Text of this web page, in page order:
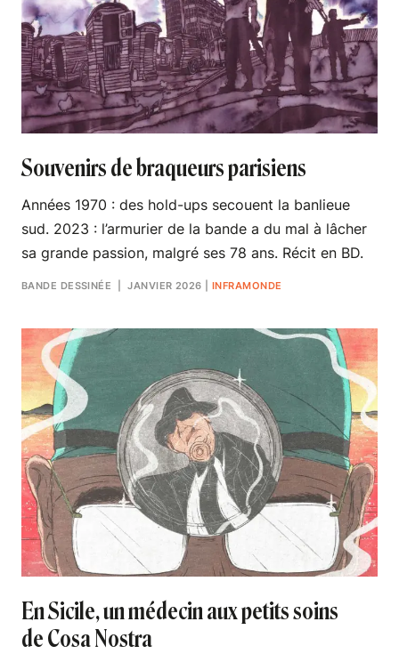
Souvenirs de braqueurs parisiens
Années 1970 : des hold-ups secouent la banlieue
sud. 2023 : l’armurier de la bande a du mal à lâcher
sa grande passion, malgré ses 78 ans. Récit en BD.
BANDE DESSINÉE | JANVIER 2026 INFRAMONDE
En Sicile, un médecin aux petits soins
de Cosa Nostra